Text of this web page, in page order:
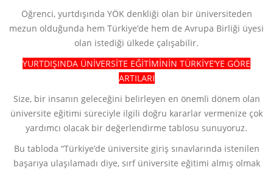
Öğrenci, yurtdışında YÖK denkliği olan bir üniversiteden
mezun olduğunda hem Türkiye’de hem de Avrupa Birliği üyesi
olan istediği ülkede çalışabilir.
YURTDIŞINDA ÜNİVERSİTE EĞİTİMİNİN TÜRKİYE’YE GÖRE
ARTILARI
Size, bir insanın geleceğini belirleyen en önemli dönem olan
üniversite eğitimi süreciyle ilgili doğru kararlar vermenize çok
yardımcı olacak bir değerlendirme tablosu sunuyoruz.
Bu tabloda “Türkiye’de üniversite giriş sınavlarında istenilen
başarıya ulaşılamadı diye, sırf üniversite eğitimi almış olmak